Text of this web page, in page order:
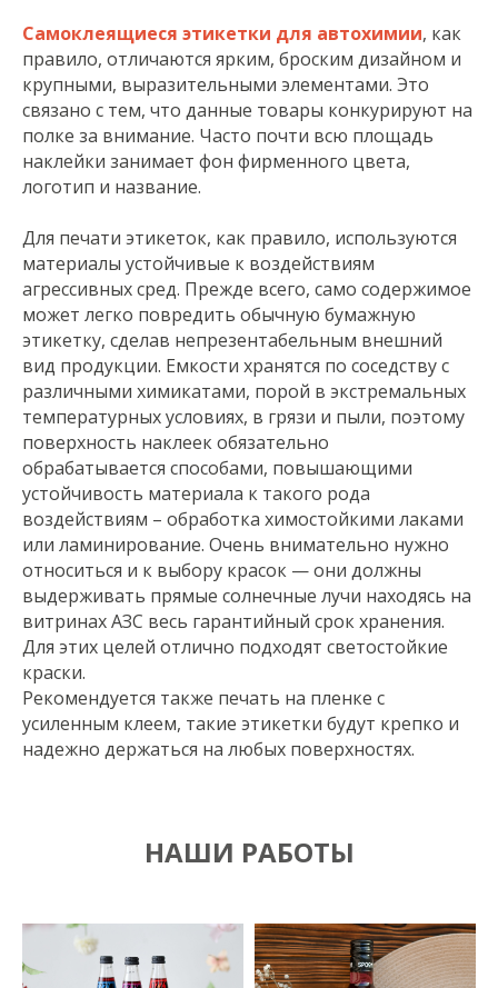
Самоклеящиеся этикетки для автохимии, как
правило, отличаются ярким, броским дизайном и
крупными, выразительными элементами. Это
связано с тем, что данные товары конкурируют на
полке за внимание. Часто почти всю площадь
наклейки занимает фон фирменного цвета,
логотип и название.
Для печати этикеток, как правило, используются
материалы устойчивые к воздействиям
агрессивных сред. Прежде всего, само содержимое
может легко повредить обычную бумажную
этикетку, сделав непрезентабельным внешний
вид продукции. Емкости хранятся по соседству с
различными химикатами, порой в экстремальных
температурных условиях, в грязи и пыли, поэтому
поверхность наклеек обязательно
обрабатывается способами, повышающими
устойчивость материала к такого рода
воздействиям – обработка химостойкими лаками
или ламинирование. Очень внимательно нужно
относиться и к выбору красок — они должны
выдерживать прямые солнечные лучи находясь на
витринах АЗС весь гарантийный срок хранения.
Для этих целей отлично подходят светостойкие
краски.
Рекомендуется также печать на пленке с
усиленным клеем, такие этикетки будут крепко и
надежно держаться на любых поверхностях.
НАШИ РАБОТЫ